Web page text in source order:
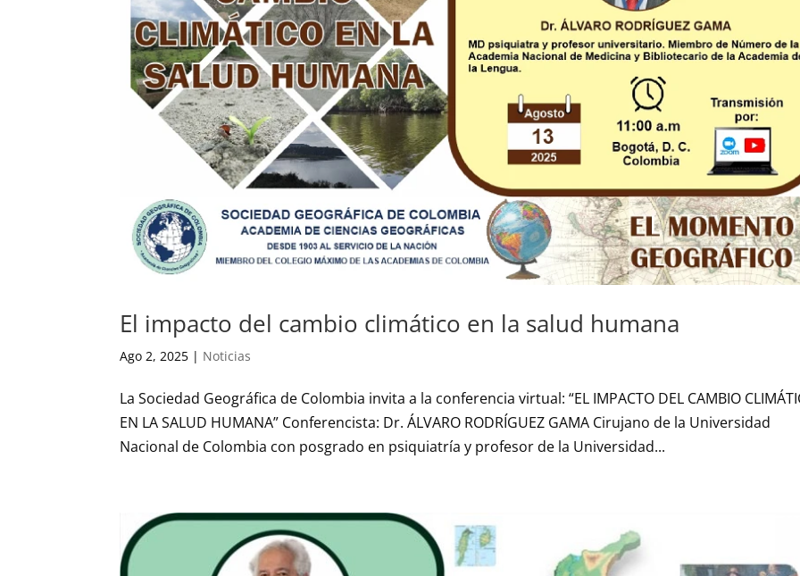
El impacto del cambio climático en la salud humana
Ago 2, 2025 | Noticias
La Sociedad Geográfica de Colombia invita a la conferencia virtual: “EL IMPACTO DEL CAMBIO
EN LA SALUD HUMANA” Conferencista: Dr. ÁLVARO RODRÍGUEZ GAMA Cirujano de la Universidad
Nacional de Colombia con posgrado en psiquiatría y profesor de la Universidad...